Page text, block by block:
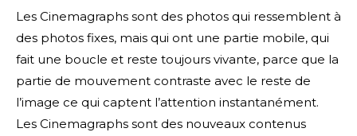
Les Cinemagraphs sont des photos qui ressemblent à
des photos fixes, mais qui ont une partie mobile, qui
fait une boucle et reste toujours vivante, parce que la
partie de mouvement contraste avec le reste de
l’image ce qui captent l’attention instantanément.
Les Cinemagraphs sont des nouveaux contenus